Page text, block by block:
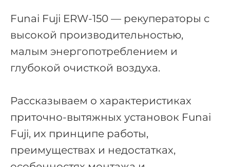
Funai Fuji ERW-150 — рекуператоры с
высокой производительностью,
малым энергопотреблением и
глубокой очисткой воздуха.
Рассказываем о характеристиках
приточно-вытяжных установок Funai
Fuji, их принципе работы,
преимуществах и недостатках,